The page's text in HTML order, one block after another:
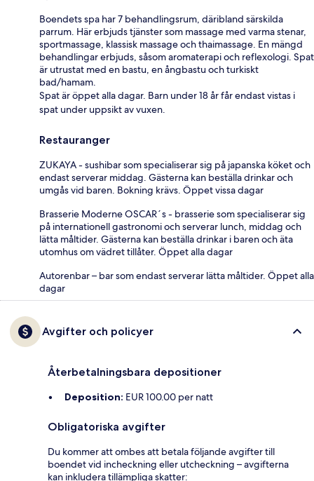
Boendets spa har 7 behandlingsrum, däribland särskilda
parrum. Här erbjuds tjänster som massage med varma stenar,
sportmassage, klassisk massage och thaimassage. En mängd
behandlingar erbjuds, såsom aromaterapi och reflexologi. Spat
är utrustat med en bastu, en ångbastu och turkiskt
bad/hamam.
Spat är öppet alla dagar. Barn under 18 år får endast vistas i
spat under uppsikt av vuxen.
Restauranger
ZUKAYA - sushibar som specialiserar sig på japanska köket och
endast serverar middag. Gästerna kan beställa drinkar och
umgås vid baren. Bokning krävs. Öppet vissa dagar
Brasserie Moderne OSCAR´s - brasserie som specialiserar sig
på internationell gastronomi och serverar lunch, middag och
lätta måltider. Gästerna kan beställa drinkar i baren och äta
utomhus om vädret tillåter. Öppet alla dagar
Autorenbar – bar som endast serverar lätta måltider. Öppet alla
dagar
Avgifter och policyer
Återbetalningsbara depositioner
Deposition: EUR 100.00 per natt
Obligatoriska avgifter
Du kommer att ombes att betala följande avgifter till
boendet vid incheckning eller utcheckning – avgifterna
kan inkludera tillämpliga skatter: